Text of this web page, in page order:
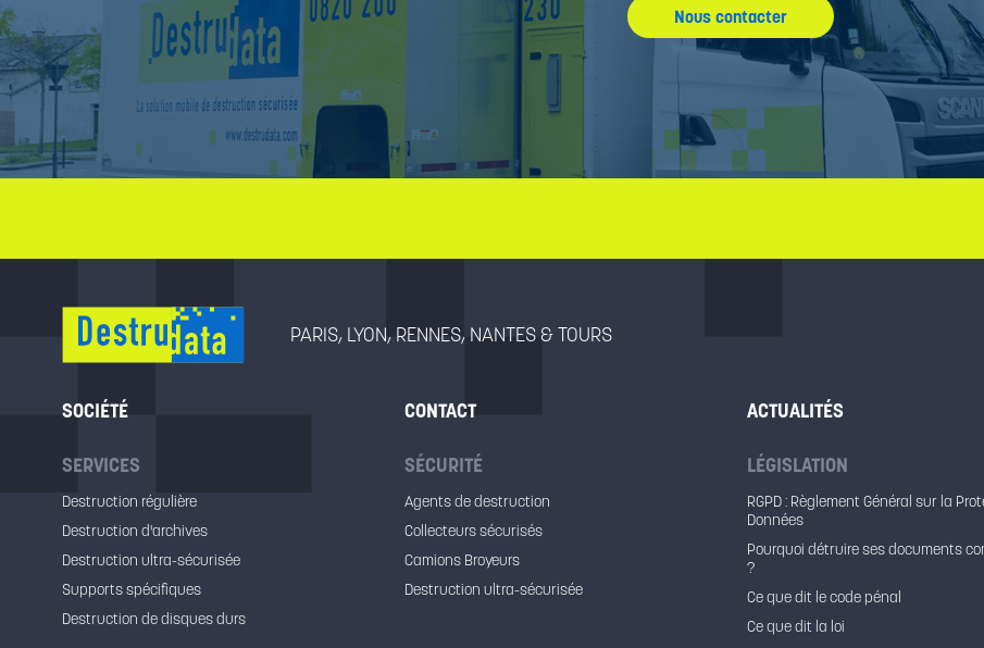
Nous contacter
PARIS, LYON, RENNES, NANTES & TOURS
SOCIÉTÉ CONTACT ACTUALITÉS
SERVICES
Destruction régulière
Destruction d'archives
Destruction ultra-sécurisée
Supports spécifiques
Destruction de disques durs
SÉCURITÉ
Agents de destruction
Collecteurs sécurisés
Camions Broyeurs
Destruction ultra-sécurisée
LÉGISLATION
RGPD : Règlement Général sur la
Données
Pourquoi détruire ses documents
?
Ce que dit le code pénal
Ce que dit la loi